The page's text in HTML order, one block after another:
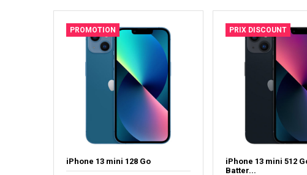
PROMOTION
iPhone 13 mini 128 Go
PRIX DISCOUNT
iPhone 13 mini 512
Batter...